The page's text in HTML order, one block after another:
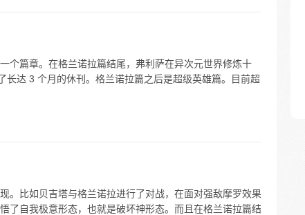
个篇章。在格兰诺拉篇结尾，弗利萨在异次元世界修炼十
长达 3 个月的休刊。格兰诺拉篇之后是超级英雄篇。目前超
。比如贝吉塔与格兰诺拉进行了对战，在面对强敌摩罗效果
了自我极意形态，也就是破坏神形态。而且在格兰诺拉篇结